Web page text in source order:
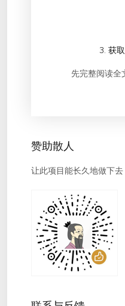
3. 获
先完整阅读全
赞助散人
让此项目能长久地做下